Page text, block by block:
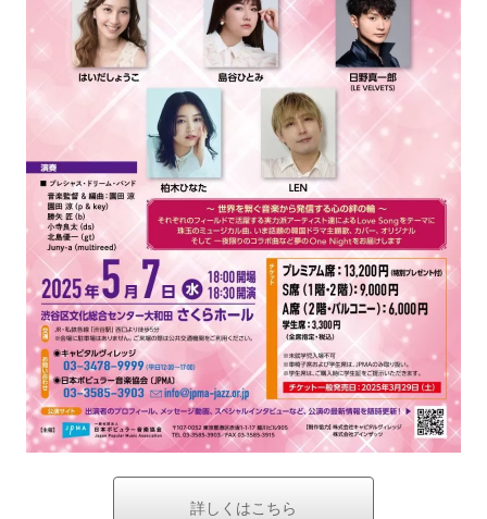
詳しくはこちら